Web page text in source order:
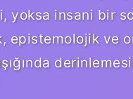
yoksa insani bir
epistemolojik ve